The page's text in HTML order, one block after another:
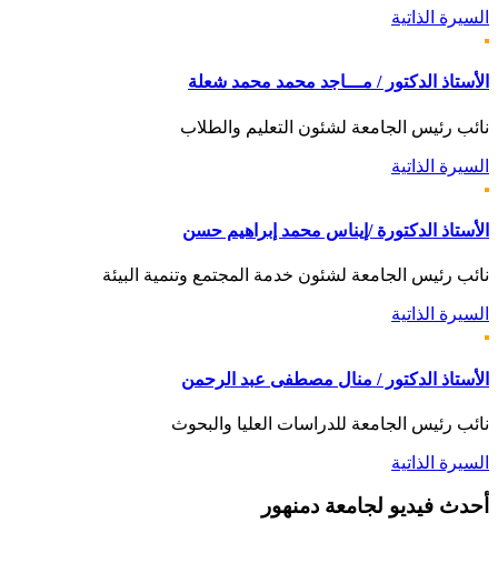
السيرة الذاتية
الأستاذ الدكتور / مـــاجد محمد محمد شعلة
نائب رئيس الجامعة لشئون التعليم والطلاب
السيرة الذاتية
الأستاذ الدكتورة /إيناس محمد إبراهيم حسن
نائب رئيس الجامعة لشئون خدمة المجتمع وتنمية البيئة
السيرة الذاتية
الأستاذ الدكتور / منال مصطفى عبد الرحمن
نائب رئيس الجامعة للدراسات العليا والبحوث
السيرة الذاتية
أحدث فيديو لجامعة دمنهور